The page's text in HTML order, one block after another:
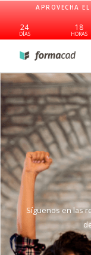
contenido
APROVECHA
24
DÍAS
18
HORAS
Síguenos en las